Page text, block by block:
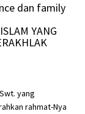
dan family
YANG
yang
rahmat-Nya